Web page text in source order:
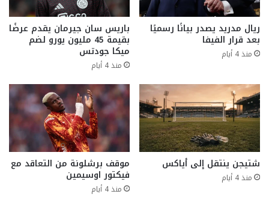
ريال مدريد يصدر بيانًا رسميًا
بعد قرار الفيفا
منذ 4 أيام
باريس سان جيرمان يقدم عرضًا
بقيمة 45 مليون يورو لضم
ميكا جودتس
منذ 4 أيام
شتيجن ينتقل إلى أياكس
منذ 4 أيام
موقف برشلونة من التعاقد مع
فيكتور اوسيمين
منذ 4 أيام